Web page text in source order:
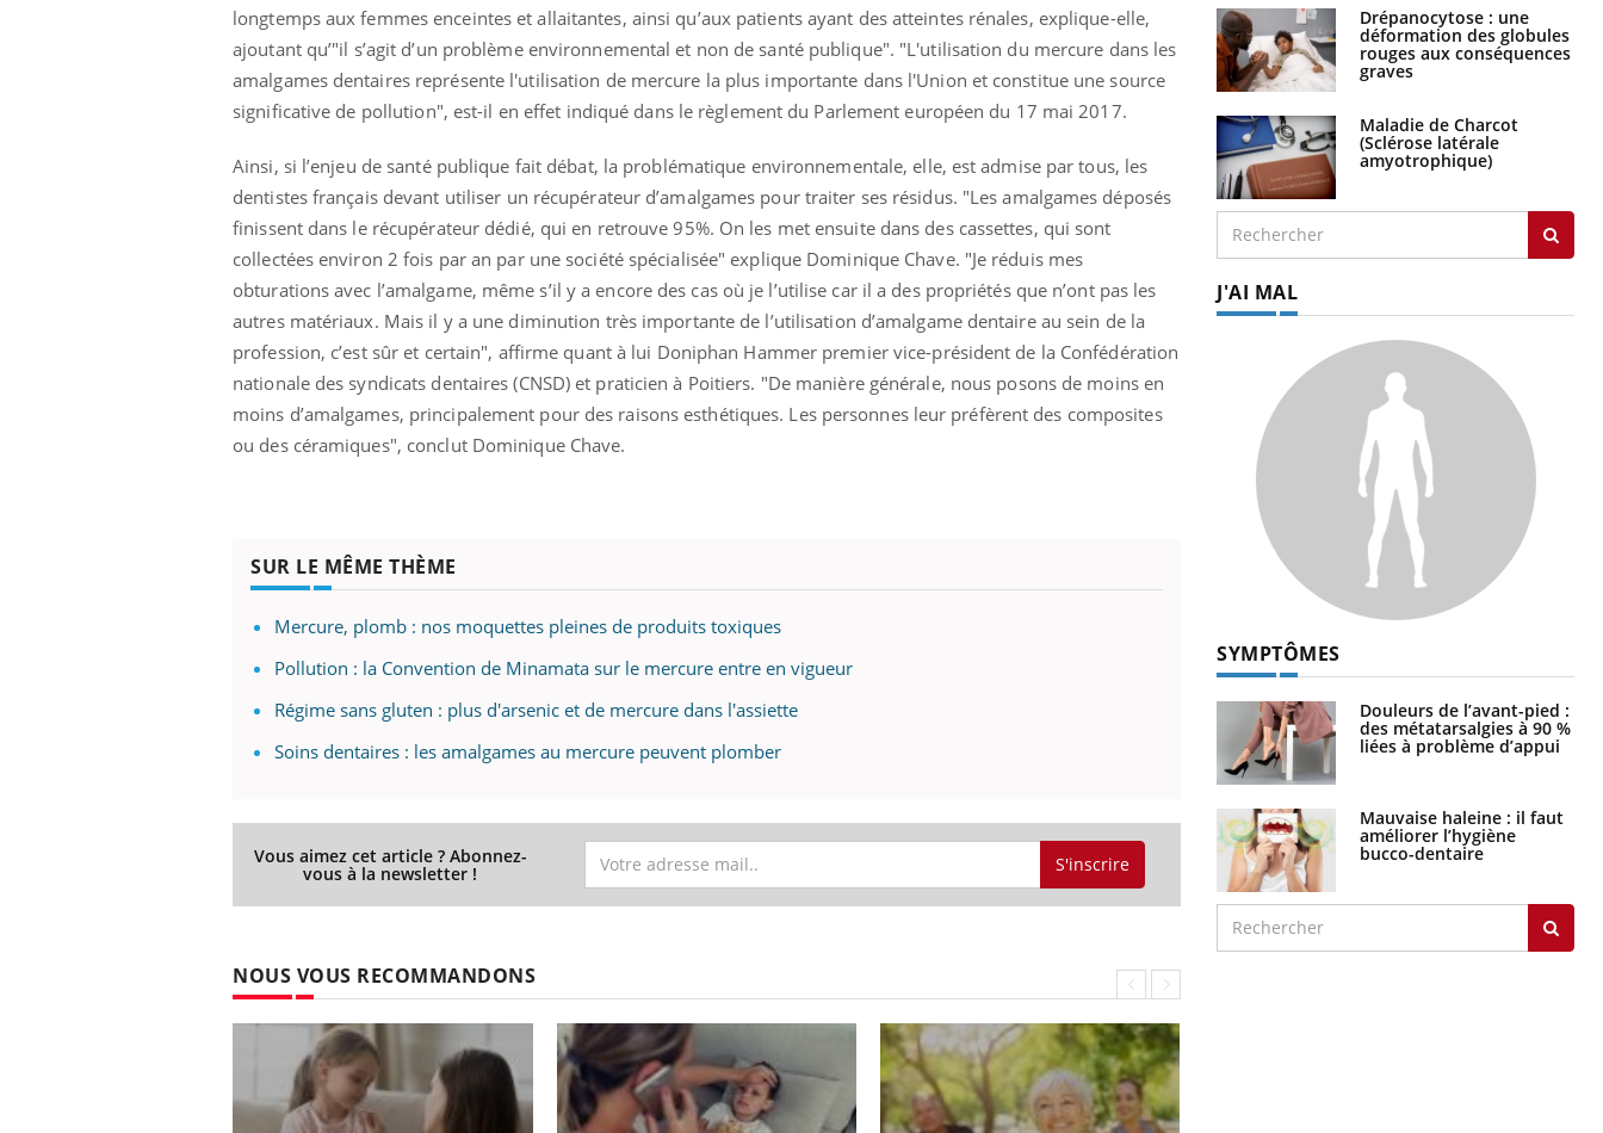
longtemps aux femmes enceintes et allaitantes, ainsi qu’aux patients ayant des atteintes rénales, explique-elle,
ajoutant qu’"il s’agit d’un problème environnemental et non de santé publique". "L'utilisation du mercure dans les
amalgames dentaires représente l'utilisation de mercure la plus importante dans l'Union et constitue une source
significative de pollution", est-il en effet indiqué dans le règlement du Parlement européen du 17 mai 2017.
Ainsi, si l’enjeu de santé publique fait débat, la problématique environnementale, elle, est admise par tous, les
dentistes français devant utiliser un récupérateur d’amalgames pour traiter ses résidus. "Les amalgames déposés
finissent dans le récupérateur dédié, qui en retrouve 95%. On les met ensuite dans des cassettes, qui sont
collectées environ 2 fois par an par une société spécialisée" explique Dominique Chave. "Je réduis mes
obturations avec l’amalgame, même s’il y a encore des cas où je l’utilise car il a des propriétés que n’ont pas les
autres matériaux. Mais il y a une diminution très importante de l’utilisation d’amalgame dentaire au sein de la
profession, c’est sûr et certain", affirme quant à lui Doniphan Hammer premier vice-président de la Confédération
nationale des syndicats dentaires (CNSD) et praticien à Poitiers. "De manière générale, nous posons de moins en
moins d’amalgames, principalement pour des raisons esthétiques. Les personnes leur préfèrent des composites
ou des céramiques", conclut Dominique Chave.
SUR LE MÊME THÈME
Mercure, plomb : nos moquettes pleines de produits toxiques
Pollution : la Convention de Minamata sur le mercure entre en vigueur
Régime sans gluten : plus d'arsenic et de mercure dans l'assiette
Soins dentaires : les amalgames au mercure peuvent plomber
Vous aimez cet article ? Abonnez-
vous à la newsletter ! S'inscrire
NOUS VOUS RECOMMANDONS
Drépanocytose : une
déformation des globules
rouges aux conséquences
graves
Maladie de Charcot
(Sclérose latérale
amyotrophique)
J'AI MAL
SYMPTÔMES
Douleurs de l’avant-pied :
des métatarsalgies à 90 %
liées à problème d’appui
Mauvaise haleine : il faut
améliorer l’hygiène
bucco-dentaire